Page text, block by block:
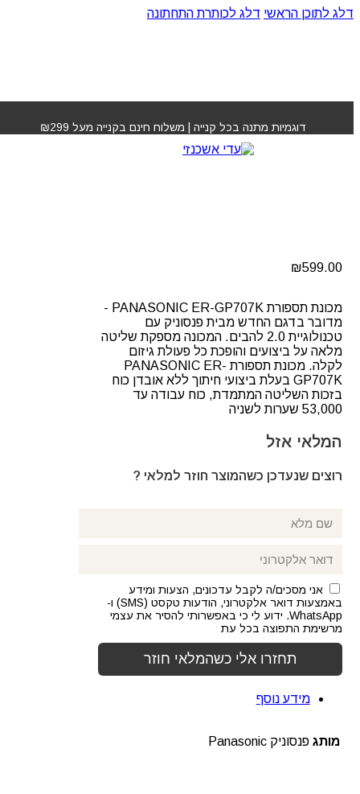
דלג לתוכן הראשי דלג לכותרת התחתונה
דוגמיות מתנה בכל קנייה | משלוח חינם בקנייה מעל ₪299
מכונת תספורת ER-
₪599.00
מכונת תספורת PANASONIC ER-GP707K -
מדובר בדגם החדש מבית פנסוניק עם
טכנולוגיית 2.0 להבים. המכונה מספקת שליטה
מלאה על ביצועים והופכת כל פעולת גיזום
לקלה. מכונת תספורת PANASONIC ER-
GP707K בעלת ביצועי חיתוך ללא אובדן כוח
בזכות השליטה המתמדת, כוח עבודה עד
53,000 שערות לשניה
המלאי אזל
רוצים שנעדכן כשהמוצר חוזר למלאי ?
אני מסכים/ה לקבל עדכונים, הצעות ומידע
באמצעות דואר אלקטרוני, הודעות טקסט (SMS) ו-
WhatsApp. ידוע לי כי באפשרותי להסיר את עצמי
מרשימת התפוצה בכל עת
מידע נוסף
מותג פנסוניק Panasonic